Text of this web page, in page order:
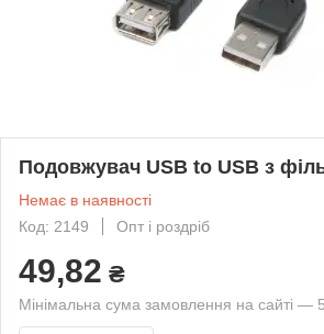
Подовжувач USB to USB з
Немає в наявності
Код: 2149
Опт і роздріб
49,82 ₴
Мінімальна сума замовлення на сайті —